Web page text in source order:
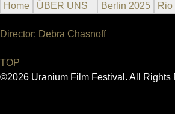
Home ÜBER UNS Berlin 2025 Rio
Director: Debra Chasnoff
TOP
©2026 Uranium Film Festival. All Rights